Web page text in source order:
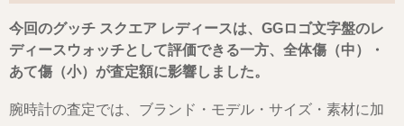
今回のグッチ スクエア レディースは、GGロゴ文字盤のレ
ディースウォッチとして評価できる一方、全体傷（中）・
あて傷（小）が査定額に影響しました。
腕時計の査定では、ブランド・モデル・サイズ・素材に加